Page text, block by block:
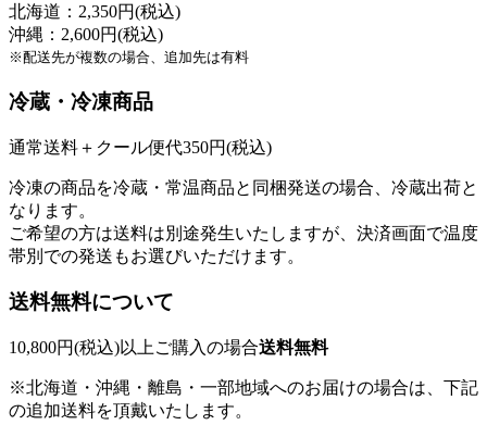
北海道：2,350円(税込)
沖縄：2,600円(税込)
※配送先が複数の場合、追加先は有料
冷蔵・冷凍商品
通常送料＋クール便代350円(税込)
冷凍の商品を冷蔵・常温商品と同梱発送の場合、冷蔵出荷と
なります。
ご希望の方は送料は別途発生いたしますが、決済画面で温度
帯別での発送もお選びいただけます。
送料無料について
10,800円(税込)以上ご購入の場合送料無料
※北海道・沖縄・離島・一部地域へのお届けの場合は、下記
の追加送料を頂戴いたします。